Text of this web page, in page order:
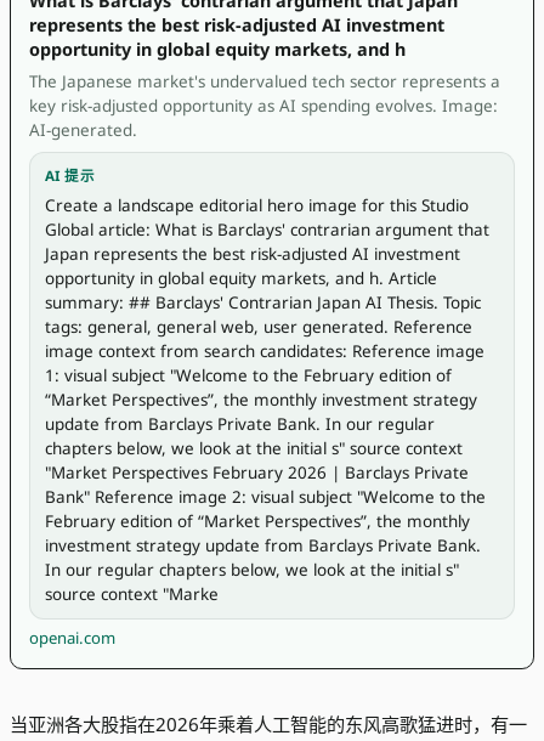
represents the best risk-adjusted AI investment
opportunity in global equity markets, and h
The Japanese market's undervalued tech sector represents a
key risk-adjusted opportunity as AI spending evolves. Image:
AI-generated.
AI 提示
Create a landscape editorial hero image for this Studio
Global article: What is Barclays' contrarian argument that
Japan represents the best risk-adjusted AI investment
opportunity in global equity markets, and h. Article
summary: ## Barclays' Contrarian Japan AI Thesis. Topic
tags: general, general web, user generated. Reference
image context from search candidates: Reference image
1: visual subject "Welcome to the February edition of
“Market Perspectives”, the monthly investment strategy
update from Barclays Private Bank. In our regular
chapters below, we look at the initial s" source context
"Market Perspectives February 2026 | Barclays Private
Bank" Reference image 2: visual subject "Welcome to the
February edition of “Market Perspectives”, the monthly
investment strategy update from Barclays Private Bank.
In our regular chapters below, we look at the initial s"
source context "Marke
openai.com
当亚洲各大股指在2026年乘着人工智能的东风高歌猛进时，有一